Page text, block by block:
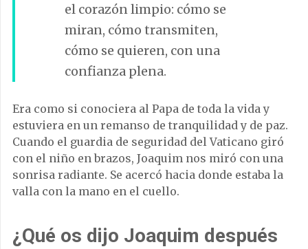
el corazón limpio: cómo se
miran, cómo transmiten,
cómo se quieren, con una
confianza plena.
Era como si conociera al Papa de toda la vida y
estuviera en un remanso de tranquilidad y de paz.
Cuando el guardia de seguridad del Vaticano giró
con el niño en brazos, Joaquim nos miró con una
sonrisa radiante. Se acercó hacia donde estaba la
valla con la mano en el cuello.
¿Qué os dijo Joaquim después